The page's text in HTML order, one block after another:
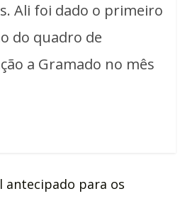
Ali foi dado o primeiro
do quadro de
a Gramado no mês
antecipado para os